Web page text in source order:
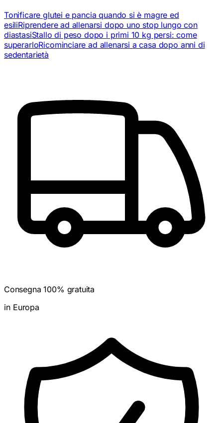
Tonificare glutei e pancia quando si è magre ed
esiliRiprendere ad allenarsi dopo uno stop lungo con
diastasiStallo di peso dopo i primi 10 kg persi: come
superarloRicominciare ad allenarsi a casa dopo anni di
sedentarietà
Consegna 100% gratuita
in Europa